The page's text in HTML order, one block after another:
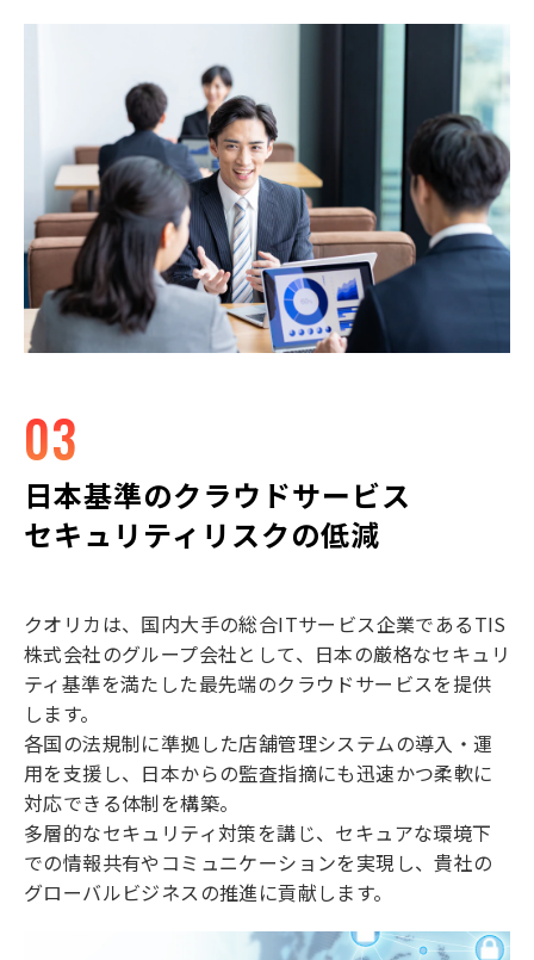
03
日本基準のクラウドサービス
セキュリティリスクの低減
クオリカは、国内大手の総合ITサービス企業であるTIS
株式会社のグループ会社として、日本の厳格なセキュリ
ティ基準を満たした最先端のクラウドサービスを提供
します。
各国の法規制に準拠した店舗管理システムの導入・運
用を支援し、日本からの監査指摘にも迅速かつ柔軟に
対応できる体制を構築。
多層的なセキュリティ対策を講じ、セキュアな環境下
での情報共有やコミュニケーションを実現し、貴社の
グローバルビジネスの推進に貢献します。